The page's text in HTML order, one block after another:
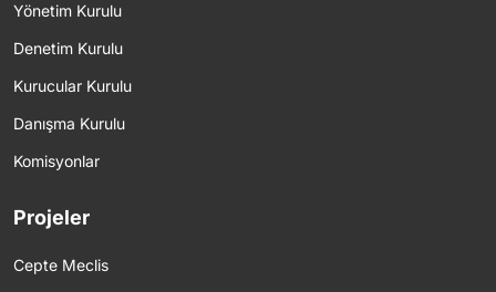
Yönetim Kurulu
Denetim Kurulu
Kurucular Kurulu
Danışma Kurulu
Komisyonlar
Projeler
Cepte Meclis